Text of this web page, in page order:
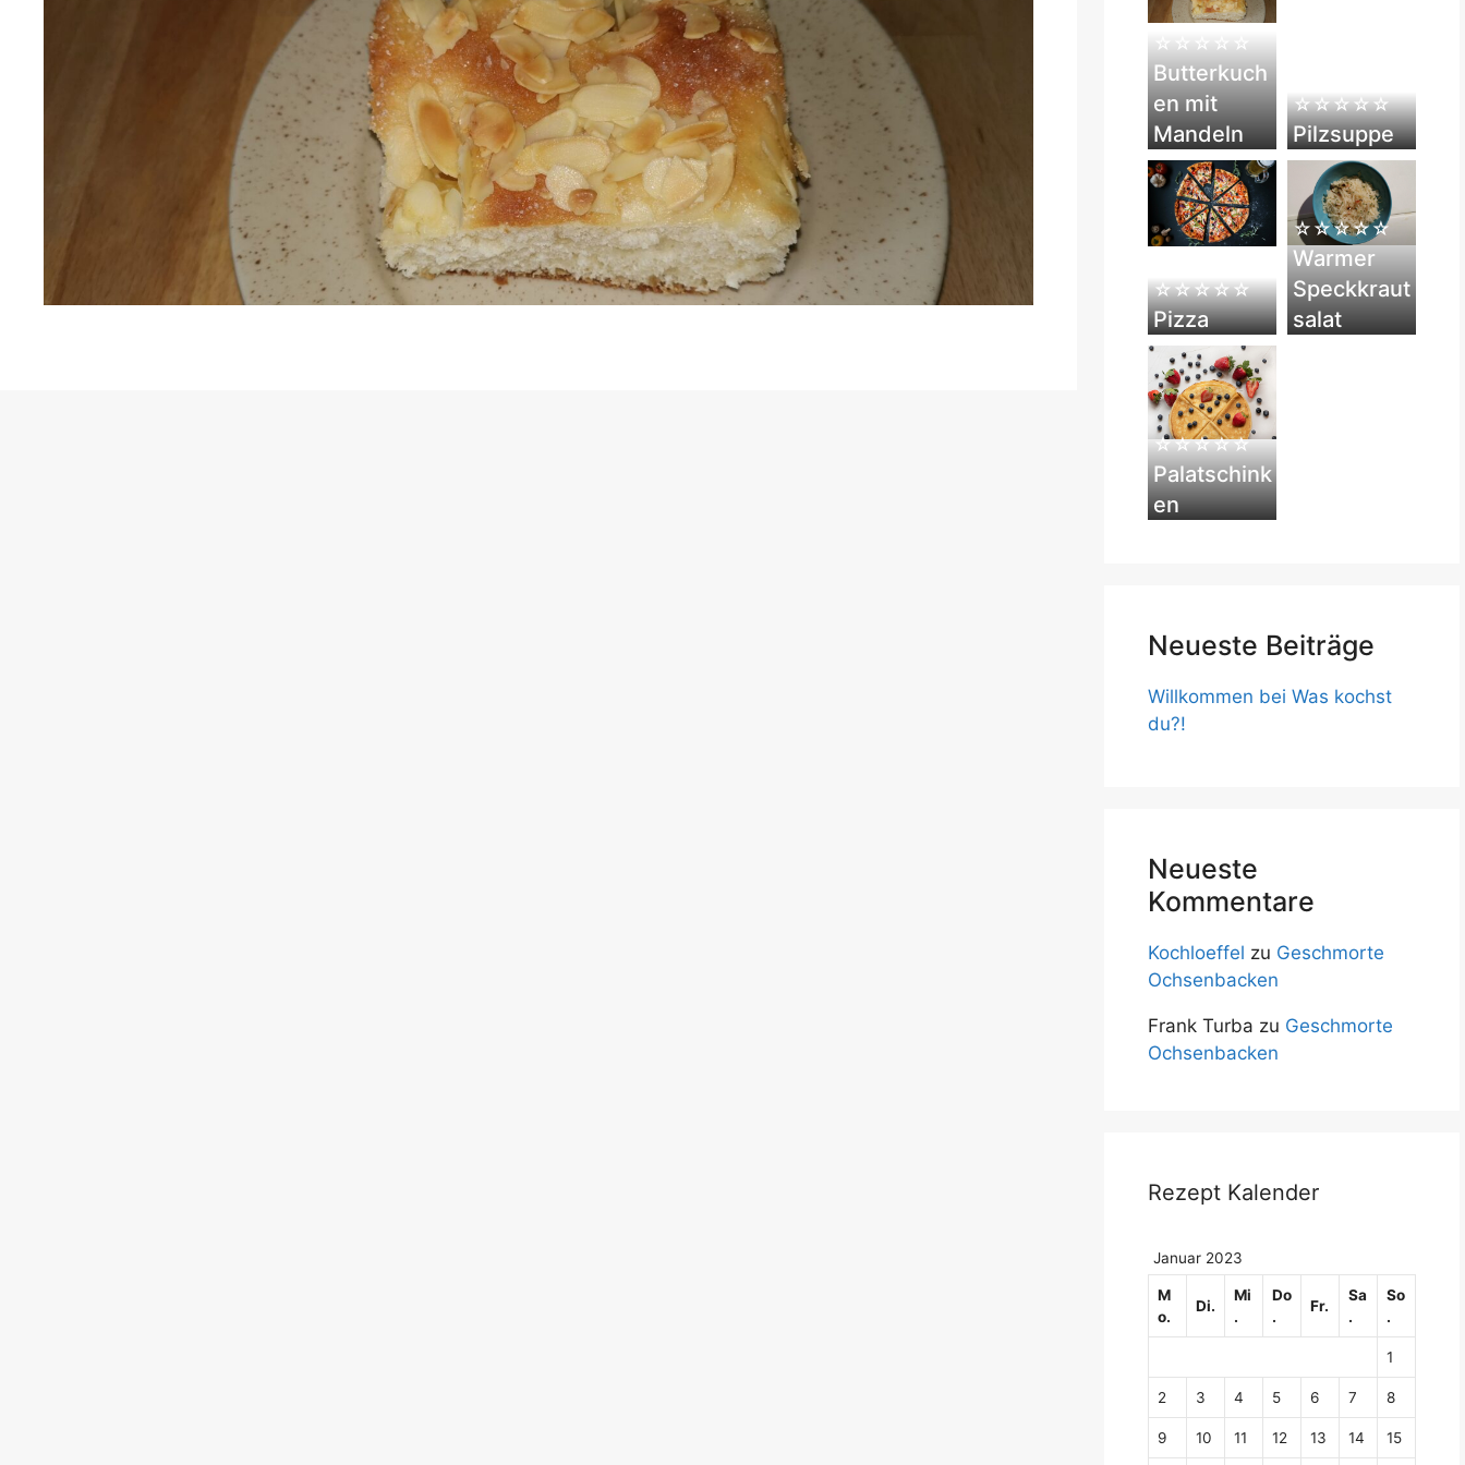
☆☆☆☆☆
Butterkuch
en mit
Mandeln
☆☆☆☆☆
Pilzsuppe
☆☆☆☆☆
Pizza
☆☆☆☆☆
Warmer
Speckkraut
salat
☆☆☆☆☆
Palatschink
en
Neueste Beiträge
Willkommen bei Was kochst
du?!
Neueste
Kommentare
Kochloeffel zu Geschmorte
Ochsenbacken
Frank Turba zu Geschmorte
Ochsenbacken
Rezept Kalender
Januar 2023
M
o.
Di.
Mi
.
Do
.
Fr.
Sa
.
So
.
1
2 3 4 5 6 7 8
9 10 11 12 13 14 15